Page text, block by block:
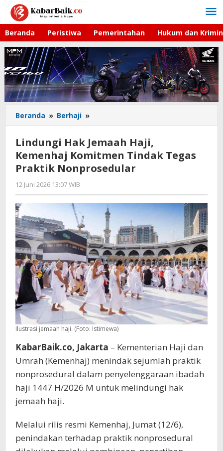
Lewati
konten
Beranda Peristiwa Pemerintahan Hukum dan
Beranda » Berhaji »
Hak
Haji,
Kemenhaj
Komitmen
Nonprosedular
Lindungi Hak Jemaah Haji,
Kemenhaj Komitmen Tindak Tegas
Praktik Nonprosedular
12 Juni 2026 13:07 WIB
Faisal
Ilustrasi jemaah haji. (Foto: Istimewa)
KabarBaik.co, Jakarta – Kementerian Haji dan
Umrah (Kemenhaj) menindak sejumlah praktik
nonprosedural dalam penyelenggaraan ibadah
haji 1447 H/2026 M untuk melindungi hak
jemaah haji.
Melalui rilis resmi Kemenhaj, Jumat (12/6),
penindakan terhadap praktik nonprosedural